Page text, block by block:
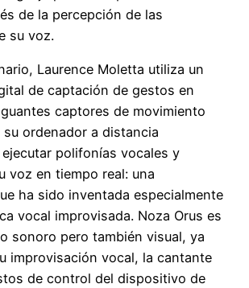
de la percepción de las
su voz.
Laurence Moletta utiliza un
de captación de gestos en
captores de movimiento
ordenador a distancia
polifonías vocales y
voz en tiempo real: una
ha sido inventada especialmente
vocal improvisada. Noza Orus es
sonoro pero también visual, ya
improvisación vocal, la cantante
de control del dispositivo de